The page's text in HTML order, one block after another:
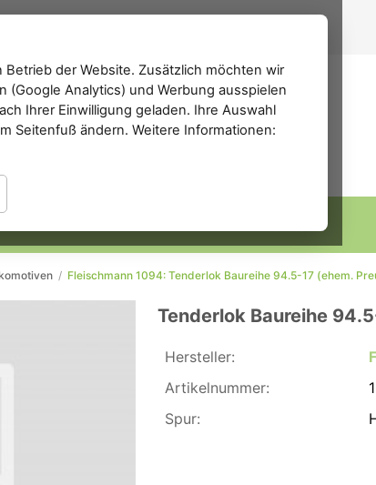
FORUM
/ Fleischmann 1094: Tenderlok Baureihe 94.5-17 (ehem.
Tenderlok Baureihe
Hersteller:
Artikelnummer:
Spur:
der Website. Zusätzlich möchten wir
Analytics) und Werbung ausspielen
Ihrer Einwilligung geladen. Ihre Auswahl
Seitenfuß ändern. Weitere Informationen: